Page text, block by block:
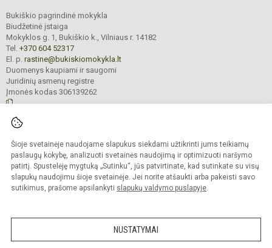
Šioje svetainėje naudojame slapukus siekdami užtikrinti jums teikiamų
paslaugų kokybę, analizuoti svetainės naudojimą ir optimizuoti naršymo
patirtį. Spustelėję mygtuką „Sutinku“, jūs patvirtinate, kad sutinkate su visų
slapukų naudojimu šioje svetainėje. Jei norite atšaukti arba pakeisti savo
sutikimus, prašome apsilankyti slapukų valdymo puslapyje.
NUSTATYMAI
Bukiškio pagrindinė mokykla
Biudžetinė įstaiga
Mokyklos g. 1, Bukiškio k., Vilniaus r. 14182
Tel. +370 604 52317
El. p. rastine@bukiskiomokykla.lt
Duomenys kaupiami ir saugomi
Juridinių asmenų registre
Įmonės kodas 306139262
Kopijuoti turinį be raštiško Bukiškio pagrindinės mokyklos administracijos
sutikimo griežtai draudžiama.
Prieinamumo paraiška Slapukų valdymas
Sumanus būdas atnaujinti